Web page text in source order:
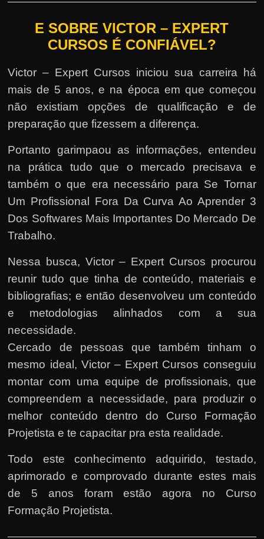
E SOBRE VICTOR – EXPERT
CURSOS É CONFIÁVEL?
Victor – Expert Cursos iniciou sua carreira há
mais de 5 anos, e na época em que começou
não existiam opções de qualificação e de
preparação que fizessem a diferença.
Portanto garimpaou as informações, entendeu
na prática tudo que o mercado precisava e
também o que era necessário para Se Tornar
Um Profissional Fora Da Curva Ao Aprender 3
Dos Softwares Mais Importantes Do Mercado De
Trabalho.
Nessa busca, Victor – Expert Cursos procurou
reunir tudo que tinha de conteúdo, materiais e
bibliografias; e então desenvolveu um conteúdo
e metodologias alinhados com a sua
necessidade.
Cercado de pessoas que também tinham o
mesmo ideal, Victor – Expert Cursos conseguiu
montar com uma equipe de profissionais, que
compreendem a necessidade, para produzir o
melhor conteúdo dentro do Curso Formação
Projetista e te capacitar pra esta realidade.
Todo este conhecimento adquirido, testado,
aprimorado e comprovado durante estes mais
de 5 anos foram estão agora no Curso
Formação Projetista.